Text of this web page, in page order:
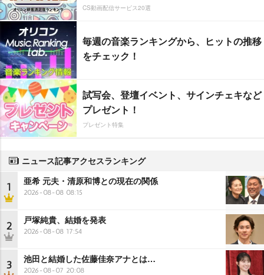
CS動画配信サービス20選
毎週の音楽ランキングから、ヒットの推移
をチェック！
試写会、登壇イベント、サインチェキなど
プレゼント！
プレゼント特集
ニュース記事アクセスランキング
1 亜希 元夫・清原和博との現在の関係
2026-08-08 08:15
2 戸塚純貴、結婚を発表
2026-08-08 17:54
3 池田と結婚した佐藤佳奈アナとは…
2026-08-07 20:08